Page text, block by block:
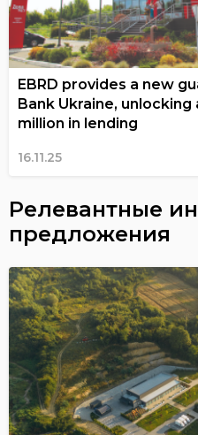
EBRD provides a new
Bank Ukraine,
million in lending
16.11.25
Релевантные
предложения